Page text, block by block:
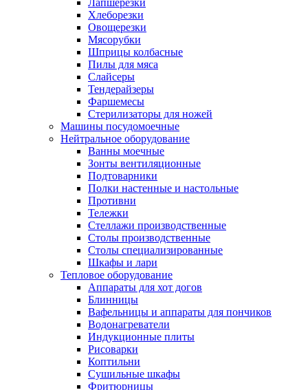
Лапшерезки
Хлеборезки
Овощерезки
Мясорубки
Шприцы колбасные
Пилы для мяса
Слайсеры
Тендерайзеры
Фаршемесы
Стерилизаторы для ножей
Машины посудомоечные
Нейтральное оборудование
Ванны моечные
Зонты вентиляционные
Подтоварники
Полки настенные и настольные
Противни
Тележки
Стеллажи производственные
Столы производственные
Столы специализированные
Шкафы и лари
Тепловое оборудование
Аппараты для хот догов
Блинницы
Вафельницы и аппараты для пончиков
Водонагреватели
Индукционные плиты
Рисоварки
Коптильни
Сушильные шкафы
Фритюрницы